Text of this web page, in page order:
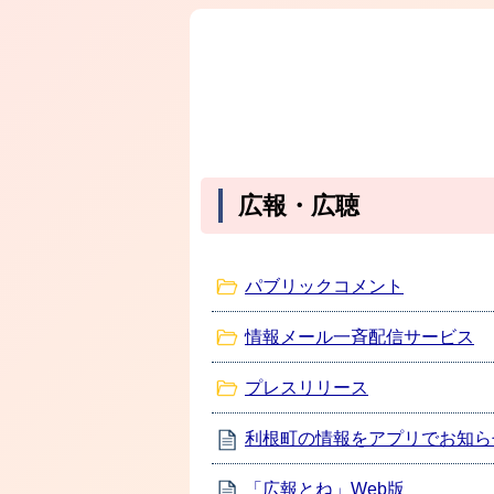
広報・広聴
パブリックコメント
情報メール一斉配信サービス
プレスリリース
利根町の情報をアプリでお知
「広報とね」Web版